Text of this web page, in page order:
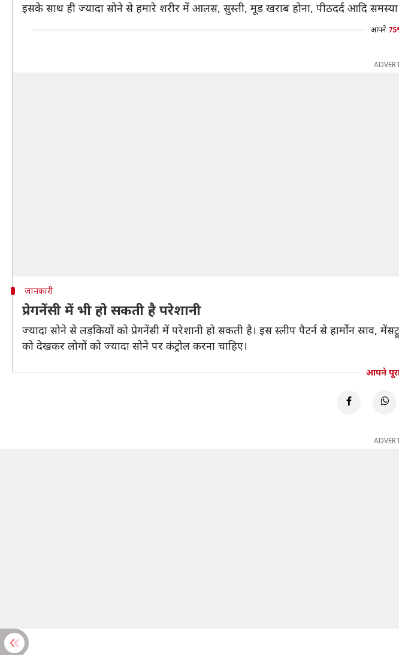
इसके साथ ही ज्यादा सोने से हमारे शरीर में आलस, सुस्ती, मूड खराब होना, पीठदर्द आदि समस्या
आपने
जानकारी
प्रेगनेंसी में भी हो सकती है परेशानी
ज्यादा सोने से लड़कियों को प्रेगनेंसी में परेशानी हो सकती है। इस स्लीप पैटर्न से हार्मोन
को देखकर लोगों को ज्यादा सोने पर कंट्रोल करना चाहिए।
आपने